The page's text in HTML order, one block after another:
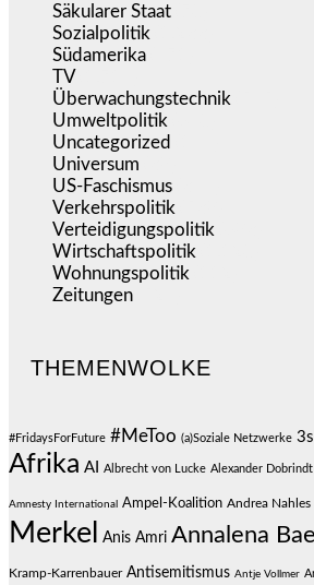
Säkularer Staat
Sozialpolitik
Südamerika
TV
Überwachungstechnik
Umweltpolitik
Uncategorized
Universum
US-Faschismus
Verkehrspolitik
Verteidigungspolitik
Wirtschaftspolitik
Wohnungspolitik
Zeitungen
THEMENWOLKE
#FridaysForFuture #MeToo (a)Soziale Netzwerke
Afrika AI Albrecht von Lucke Alexander Dobrindt
Amnesty International Ampel-Koalition Andrea Nahles
Merkel
Anis Amri Annalena
Kramp-Karrenbauer Antisemitismus Antje Vollmer